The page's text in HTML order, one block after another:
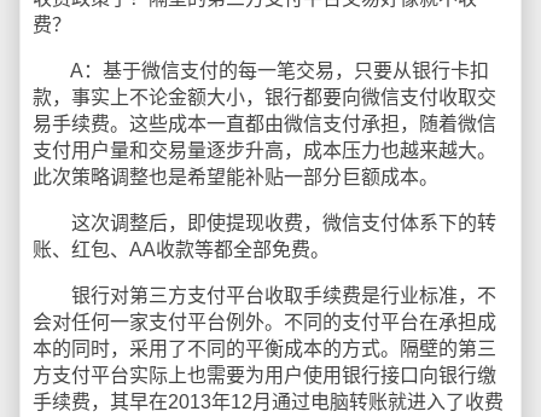
费？
A：基于微信支付的每一笔交易，只要从银行卡扣
款，事实上不论金额大小，银行都要向微信支付收取交
易手续费。这些成本一直都由微信支付承担，随着微信
支付用户量和交易量逐步升高，成本压力也越来越大。
此次策略调整也是希望能补贴一部分巨额成本。
这次调整后，即使提现收费，微信支付体系下的转
账、红包、AA收款等都全部免费。
银行对第三方支付平台收取手续费是行业标准，不
会对任何一家支付平台例外。不同的支付平台在承担成
本的同时，采用了不同的平衡成本的方式。隔壁的第三
方支付平台实际上也需要为用户使用银行接口向银行缴
手续费，其早在2013年12月通过电脑转账就进入了收费